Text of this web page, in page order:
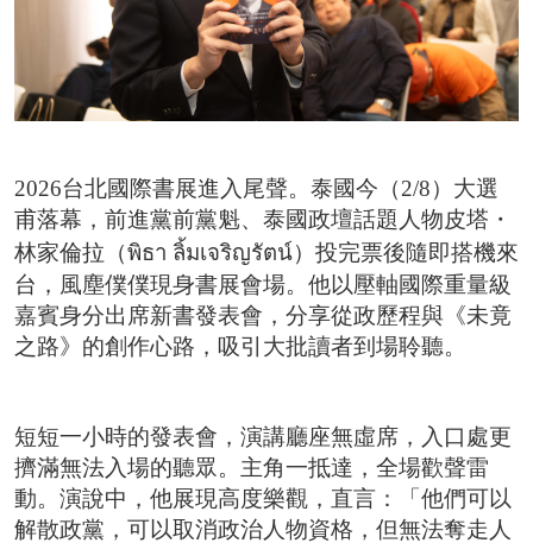
台北市雜誌公會 7/23【媒體AI工作流實戰班】
臺灣文學與韓國的交會 阿女烏談族群記憶和轉
事走入人心的祕密
2026台北國際書展進入尾聲。泰國今（2/8）大選
甫落幕，前進黨前黨魁、泰國政壇話題人物皮塔・
林家倫拉（พิธา ลิ้มเจริญรัตน์）投完票後隨即搭機來
台，風塵僕僕現身書展會場。他以壓軸國際重量級
嘉賓身分出席新書發表會，分享從政歷程與《未竟
之路》的創作心路，吸引大批讀者到場聆聽。
短短一小時的發表會，演講廳座無虛席，入口處更
擠滿無法入場的聽眾。主角一抵達，全場歡聲雷
動。演說中，他展現高度樂觀，直言：「他們可以
解散政黨，可以取消政治人物資格，但無法奪走人